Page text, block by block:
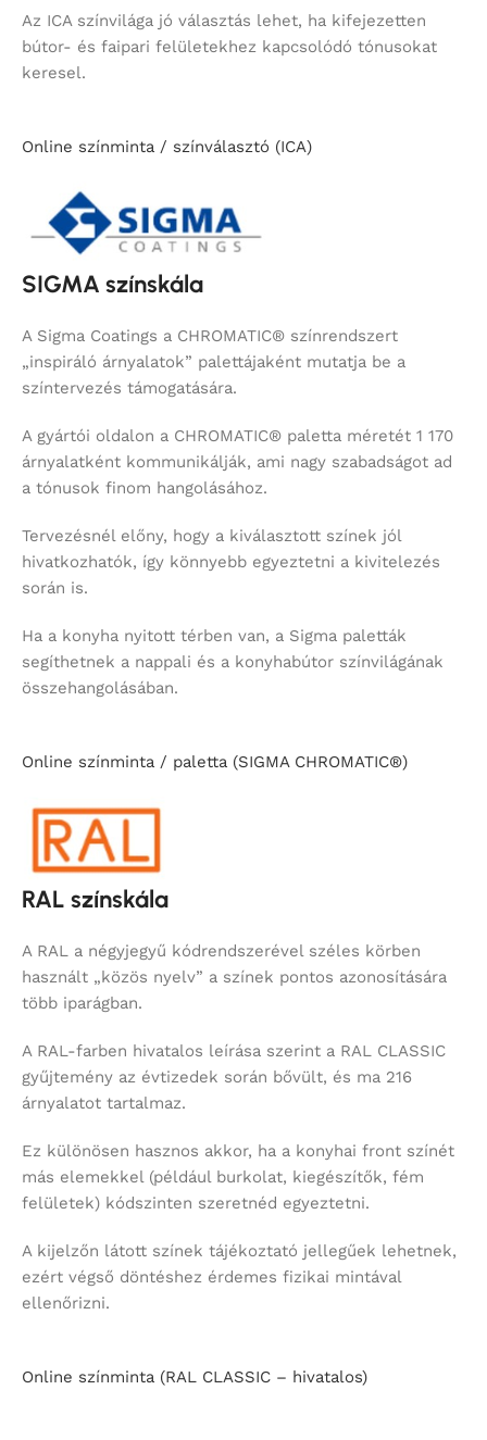
Az ICA színvilága jó választás lehet, ha kifejezetten
bútor- és faipari felületekhez kapcsolódó tónusokat
keresel.
Online színminta / színválasztó (ICA)
SIGMA színskála
A Sigma Coatings a CHROMATIC® színrendszert
„inspiráló árnyalatok” palettájaként mutatja be a
színtervezés támogatására.
A gyártói oldalon a CHROMATIC® paletta méretét 1 170
árnyalatként kommunikálják, ami nagy szabadságot ad
a tónusok finom hangolásához.
Tervezésnél előny, hogy a kiválasztott színek jól
hivatkozhatók, így könnyebb egyeztetni a kivitelezés
során is.
Ha a konyha nyitott térben van, a Sigma paletták
segíthetnek a nappali és a konyhabútor színvilágának
összehangolásában.
Online színminta / paletta (SIGMA CHROMATIC®)
RAL színskála
A RAL a négyjegyű kódrendszerével széles körben
használt „közös nyelv” a színek pontos azonosítására
több iparágban.
A RAL-farben hivatalos leírása szerint a RAL CLASSIC
gyűjtemény az évtizedek során bővült, és ma 216
árnyalatot tartalmaz.
Ez különösen hasznos akkor, ha a konyhai front színét
más elemekkel (például burkolat, kiegészítők, fém
felületek) kódszinten szeretnéd egyeztetni.
A kijelzőn látott színek tájékoztató jellegűek lehetnek,
ezért végső döntéshez érdemes fizikai mintával
ellenőrizni.
Online színminta (RAL CLASSIC – hivatalos)